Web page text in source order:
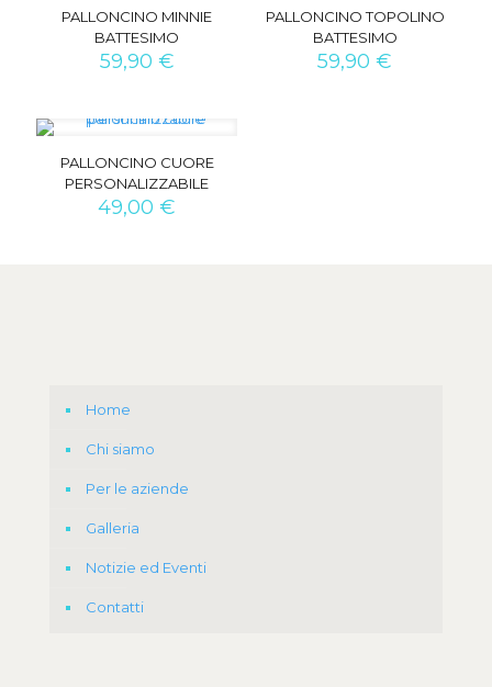
PALLONCINO MINNIE
BATTESIMO
59,90 €
PALLONCINO TOPOLINO
BATTESIMO
59,90€
PALLONCINO CUORE
PERSONALIZZABILE
49,00€
Home
Chi siamo
Per le aziende
Galleria
Notizie ed Eventi
Contatti